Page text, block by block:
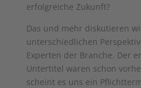
erfolgreiche Zukunft?
Das und mehr diskutieren
unterschiedlichen
Experten der Branche. Der
Untertitel waren schon
scheint es uns ein